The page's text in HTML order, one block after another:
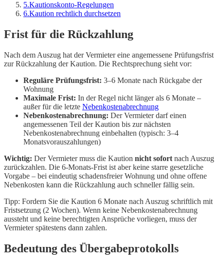
5.Kautionskonto-Regelungen
6.Kaution rechtlich durchsetzen
Frist für die Rückzahlung
Nach dem Auszug hat der Vermieter eine angemessene Prüfungsfrist
zur Rückzahlung der Kaution. Die Rechtsprechung sieht vor:
Reguläre Prüfungsfrist: 3–6 Monate nach Rückgabe der
Wohnung
Maximale Frist: In der Regel nicht länger als 6 Monate –
außer für die letzte Nebenkostenabrechnung
Nebenkostenabrechnung: Der Vermieter darf einen
angemessenen Teil der Kaution bis zur nächsten
Nebenkostenabrechnung einbehalten (typisch: 3–4
Monatsvorauszahlungen)
Wichtig: Der Vermieter muss die Kaution nicht sofort nach Auszug
zurückzahlen. Die 6-Monats-Frist ist aber keine starre gesetzliche
Vorgabe – bei eindeutig schadensfreier Wohnung und ohne offene
Nebenkosten kann die Rückzahlung auch schneller fällig sein.
Tipp: Fordern Sie die Kaution 6 Monate nach Auszug schriftlich mit
Fristsetzung (2 Wochen). Wenn keine Nebenkostenabrechnung
aussteht und keine berechtigten Ansprüche vorliegen, muss der
Vermieter spätestens dann zahlen.
Bedeutung des Übergabeprotokolls